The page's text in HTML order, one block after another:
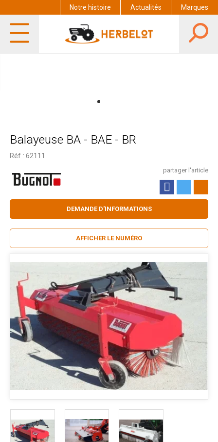
Notre histoire Actualités Marques
Balayeuse BA - BAE - BR
Réf : 62111
partager l'article
DEMANDE D'INFORMATIONS
AFFICHER LE NUMÉRO